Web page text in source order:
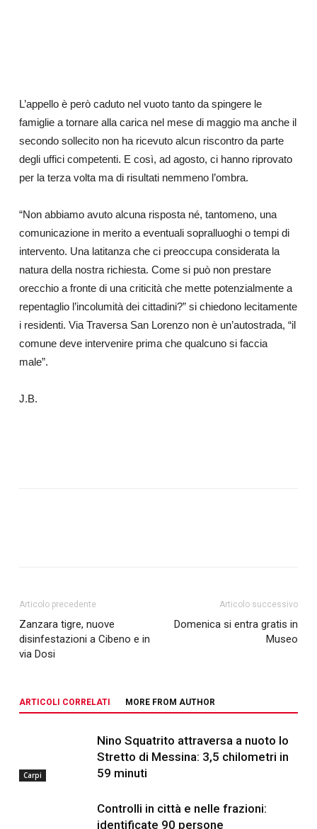
L’appello è però caduto nel vuoto tanto da spingere le
famiglie a tornare alla carica nel mese di maggio ma anche il
secondo sollecito non ha ricevuto alcun riscontro da parte
degli uffici competenti. E così, ad agosto, ci hanno riprovato
per la terza volta ma di risultati nemmeno l’ombra.
“Non abbiamo avuto alcuna risposta né, tantomeno, una
comunicazione in merito a eventuali sopralluoghi o tempi di
intervento. Una latitanza che ci preoccupa considerata la
natura della nostra richiesta. Come si può non prestare
orecchio a fronte di una criticità che mette potenzialmente a
repentaglio l’incolumità dei cittadini?” si chiedono lecitamente
i residenti. Via Traversa San Lorenzo non è un’autostrada, “il
comune deve intervenire prima che qualcuno si faccia
male”.
J.B.
Articolo precedente
Zanzara tigre, nuove
disinfestazioni a Cibeno e in
via Dosi
Articolo successivo
Domenica si entra gratis in
Museo
ARTICOLI CORRELATI MORE FROM AUTHOR
Carpi
Nino Squatrito attraversa a nuoto lo
Stretto di Messina: 3,5 chilometri in
59 minuti
Controlli in città e nelle frazioni:
identificate 90 persone